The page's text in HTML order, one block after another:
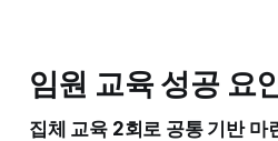
임원 교육 성공 요
집체 교육 2회로 공통 기반 마